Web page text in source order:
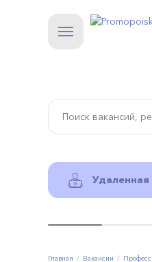
Удаленная
Главная Вакансии